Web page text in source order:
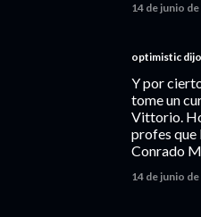
14 de junio de
optimistic
Y por
tome un
Vittorio.
profes que
Conrado
14 de junio de